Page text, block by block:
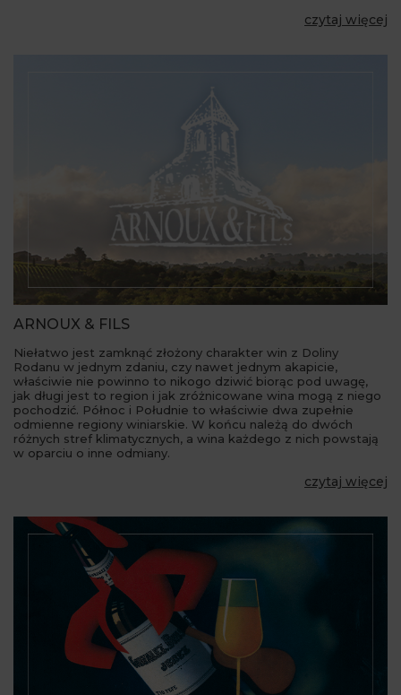
czytaj więcej
ARNOUX & FILS
Niełatwo jest zamknąć złożony charakter win z Doliny
Rodanu w jednym zdaniu, czy nawet jednym akapicie,
właściwie nie powinno to nikogo dziwić biorąc pod uwagę,
jak długi jest to region i jak zróżnicowane wina mogą z niego
pochodzić. Północ i Południe to właściwie dwa zupełnie
odmienne regiony winiarskie. W końcu należą do dwóch
różnych stref klimatycznych, a wina każdego z nich powstają
w oparciu o inne odmiany.
czytaj więcej